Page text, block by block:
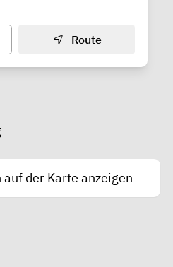
Route
der Karte anzeigen